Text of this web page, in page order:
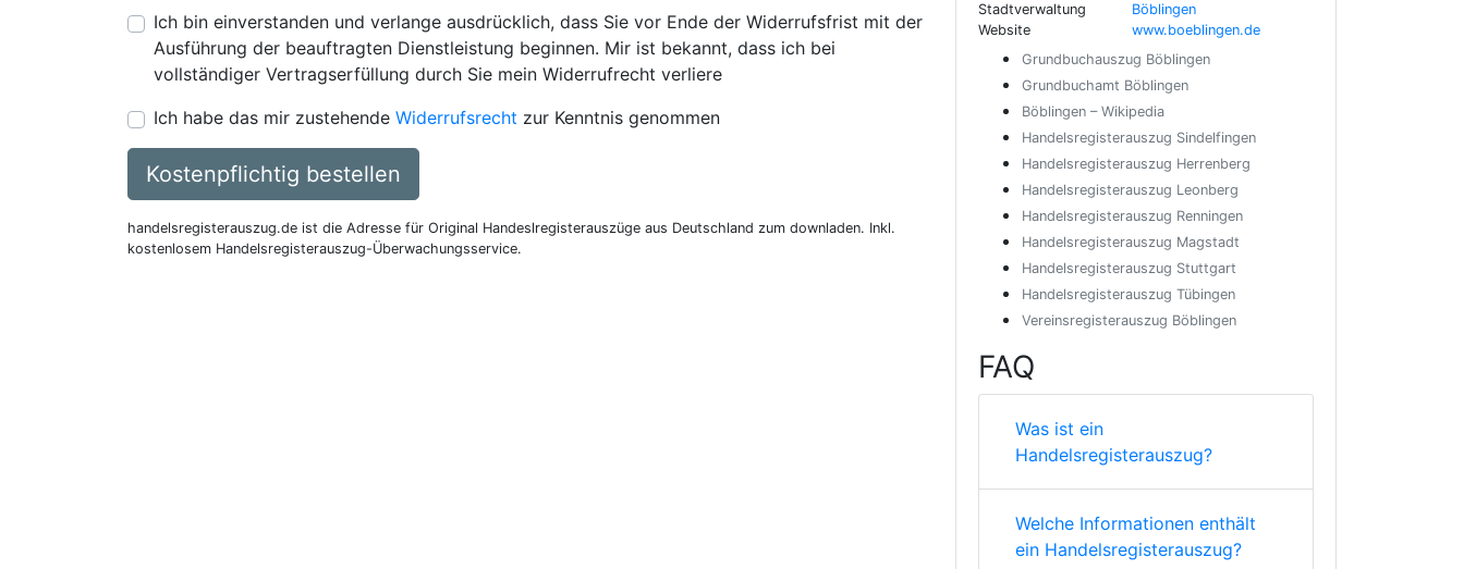
Ich bin einverstanden und verlange ausdrücklich, dass Sie vor Ende der Widerrufsfrist mit der
Ausführung der beauftragten Dienstleistung beginnen. Mir ist bekannt, dass ich bei
vollständiger Vertragserfüllung durch Sie mein Widerrufrecht verliere
Ich habe das mir zustehende Widerrufsrecht zur Kenntnis genommen
Kostenpflichtig bestellen
handelsregisterauszug.de ist die Adresse für Original Handeslregisterauszüge aus Deutschland zum downladen. Inkl.
kostenlosem Handelsregisterauszug-Überwachungsservice.
Stadtverwaltung
Böblingen
Website
www.boeblingen.de
Grundbuchauszug Böblingen
Grundbuchamt Böblingen
Böblingen – Wikipedia
Handelsregisterauszug Sindelfingen
Handelsregisterauszug Herrenberg
Handelsregisterauszug Leonberg
Handelsregisterauszug Renningen
Handelsregisterauszug Magstadt
Handelsregisterauszug Stuttgart
Handelsregisterauszug Tübingen
Vereinsregisterauszug Böblingen
FAQ
Was ist ein
Handelsregisterauszug?
Welche Informationen enthält
ein Handelsregisterauszug?